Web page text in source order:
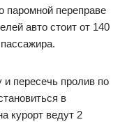
паромной переправе
авто стоит от 140
и пересечь пролив по
в
курорт ведут 2